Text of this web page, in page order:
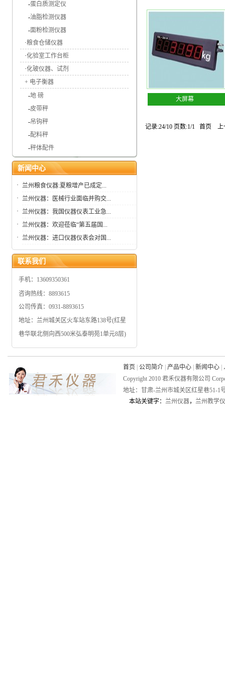
-蛋白质测定仪
-油脂检测仪器
-面粉检测仪器
·粮食仓储仪器
·化验室工作台柜
·化玻仪器、试剂
+ 电子衡器
-地 磅
-皮带秤
-吊钩秤
-配料秤
-秤体配件
新闻中心
· 兰州粮食仪器:夏粮增产已成定...
· 兰州仪器：医械行业面临并购交...
· 兰州仪器：我国仪器仪表工业急...
· 兰州仪器：欢迎莅临“第五届国...
· 兰州仪器：进口仪器仪表会对国...
联系我们
手机：13609350361
咨询热线：8893615
公司传真：0931-8893615
地址：兰州城关区火车站东路138号(红星
巷华联北侧向西500米弘泰明苑1单元8层)
大屏幕
记录:24/10 页数:1/1 首页 上
首页 公司简介 产品中心 新闻中心
Copyright 2010 君禾仪器有限公司
地址：甘肃-兰州市城关区红星巷51-1
本站关键字： 兰州仪器， 兰州教学